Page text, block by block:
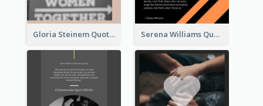
Gloria Steinem Quote Serena Williams Quote